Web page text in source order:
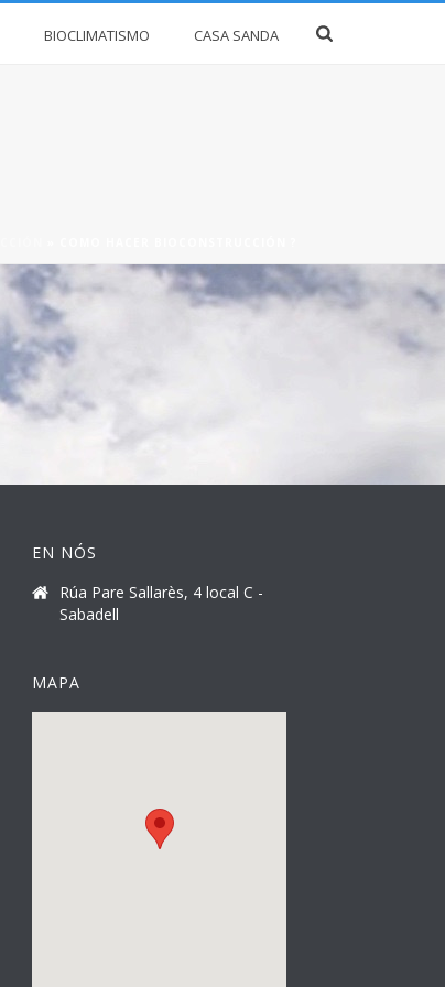
BIOCLIMATISMO CASA SANDA
EN NÓS
Rúa Pare Sallarès, 4 local C -
Sabadell
MAPA